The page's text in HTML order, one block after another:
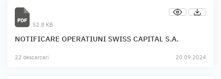
52.8 KB
NOTIFICARE OPERATIUNI SWISS CAPITAL S.A.
22 descarcari 20.09.2024